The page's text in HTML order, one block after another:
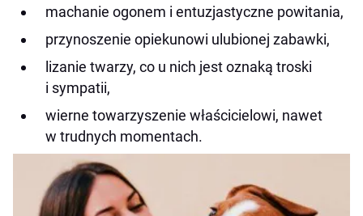
machanie ogonem i entuzjastyczne powitania,
przynoszenie opiekunowi ulubionej zabawki,
lizanie twarzy, co u nich jest oznaką troski
i sympatii,
wierne towarzyszenie właścicielowi, nawet
w trudnych momentach.